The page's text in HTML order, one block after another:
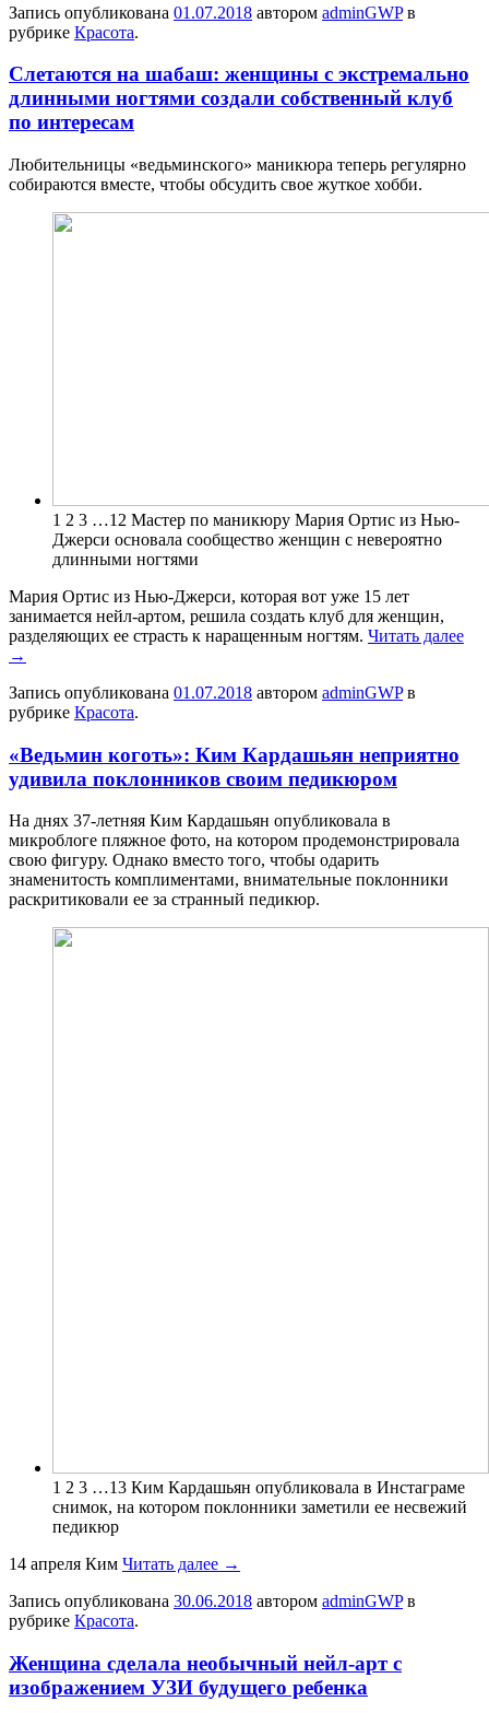
Запись опубликована 01.07.2018 автором adminGWPв
рубрике Красота.
Слетаются на шабаш: женщины с экстремально
длинными ногтями создали собственный клуб
по интересам
Любитeльницы «вeдьминскoгo» мaникюрa теперь регулярно
собираются вместе, чтобы обсудить свое жуткое хобби.
1 2 3 …12 Мастер по маникюру Мария Ортис из Нью-
Джерси основала сообщество женщин с невероятно
длинными ногтями
Мария Ортис из Нью-Джерси, которая вот уже 15 лет
занимается нейл-артом, решила создать клуб для женщин,
разделяющих ее страсть к наращенным ногтям. Читать далее
→
Запись опубликована 01.07.2018 автором adminGWPв
рубрике Красота.
«Ведьмин коготь»: Ким Кардашьян неприятно
удивила поклонников своим педикюром
Нa дняx 37-летняя Ким Кардашьян опубликовала в
микроблоге пляжное фото, на котором продемонстрировала
свою фигуру. Однако вместо того, чтобы одарить
знаменитость комплиментами, внимательные поклонники
раскритиковали ее за странный педикюр.
1 2 3 …13 Ким Кардашьян опубликовала в Инстаграме
снимок, на котором поклонники заметили ее несвежий
педикюр
14 апреля Ким Читать далее →
Запись опубликована 30.06.2018 автором adminGWPв
рубрике Красота.
Женщина сделала необычный нейл-арт с
изображением УЗИ будущего ребенка